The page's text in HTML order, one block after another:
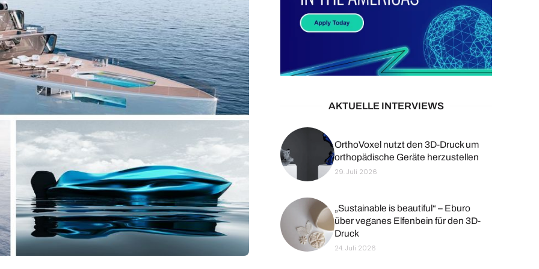
Business
Interviews
Rankings
AKTUELLE INTERVIEWS
OrthoVoxel nutzt den 3D-Druck um
orthopädische Geräte herzustellen
29. Juli 2026
„Sustainable is beautiful“ – Eburo
über veganes Elfenbein für den 3D-
Druck
24. Juli 2026